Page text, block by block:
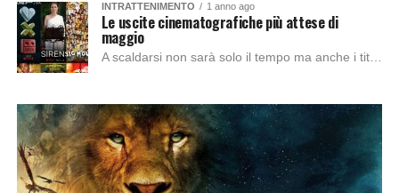
INTRATTENIMENTO 1 anno ago
Le uscite cinematografiche più attese di
maggio
A scaldarsi non sarà solo il tempo ma anche i titoli di questo nuovo mese in arrivo, dandoci un assaggio dei migliori e più attesi titoli...